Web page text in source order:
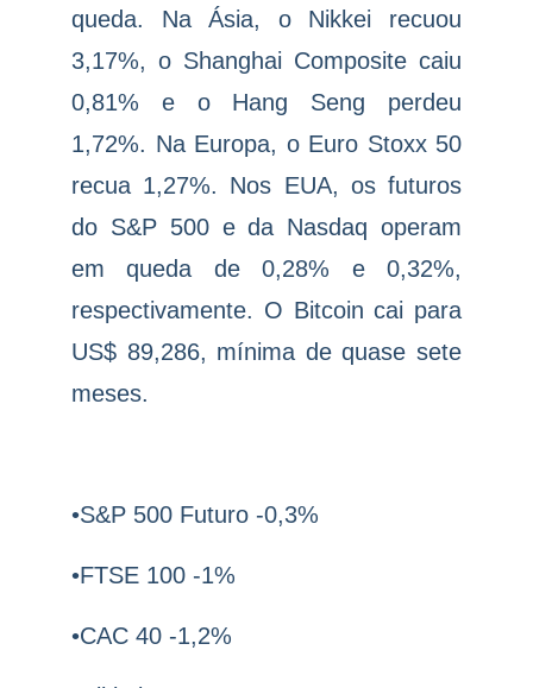
queda. Na Ásia, o Nikkei recuou
3,17%, o Shanghai Composite caiu
0,81% e o Hang Seng perdeu
1,72%. Na Europa, o Euro Stoxx 50
recua 1,27%. Nos EUA, os futuros
do S&P 500 e da Nasdaq operam
em queda de 0,28% e 0,32%,
respectivamente. O Bitcoin cai para
US$ 89,286, mínima de quase sete
meses.
•S&P 500 Futuro -0,3%
•FTSE 100 -1%
•CAC 40 -1,2%